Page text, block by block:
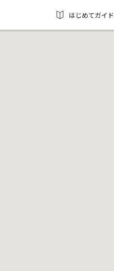
はじめてガイド